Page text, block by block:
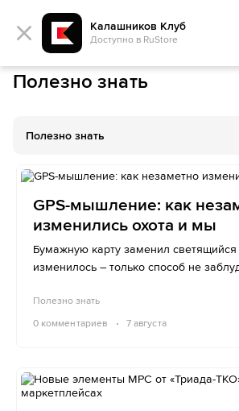
Калашников Клуб
Доступно в RuStore
Полезно знать
Полезно знать
GPS-мышление: как
изменились охота и мы
Бумажную карту заменил светящийся
изменилось – только способ не
Полезно знать
0 комментариев 7 августа